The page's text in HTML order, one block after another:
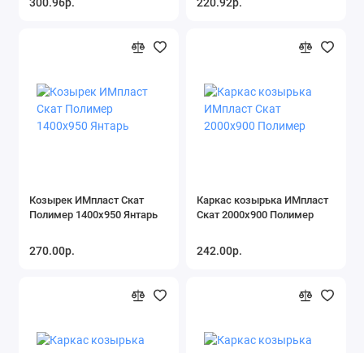
Козырек ИМпласт Скат
Полимер 1400х950 Янтарь
270.00р.
Каркас козырька ИМпласт
Скат 2000х900 Полимер
242.00р.